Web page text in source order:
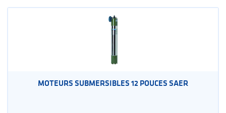
MOTEURS SUBMERSIBLES 12 POUCES SAER